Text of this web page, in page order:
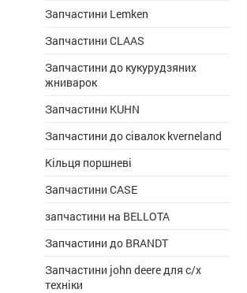
Запчастини Lemken
Запчастини CLAAS
Запчастини до кукурудзяних
жниварок
Запчастини KUHN
Запчастини до сівалок kverneland
Кільця поршневі
Запчастини CASE
запчастини на BELLOTA
Запчастини до BRANDT
Запчастини john deere для с/х
техніки